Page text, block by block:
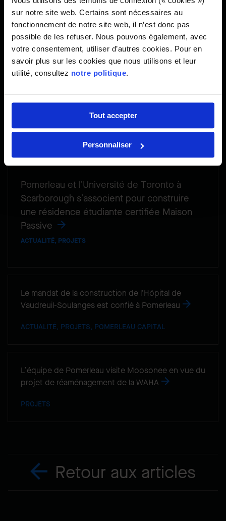
sur notre site web. Certains sont nécessaires au
fonctionnement de notre site web, il n’est donc pas
possible de les refuser. Nous pouvons également, avec
votre consentement, utiliser d’autres cookies. Pour en
savoir plus sur les cookies que nous utilisons et leur
utilité, consultez notre politique.
Tout accepter
Personnaliser
Pomerleau et l’Université de Toronto à
Scarborough s’associent pour construire
une résidence étudiante certifiée Maison
Passive
ACTUALITÉ, PROJETS
Le mandat de la construction de l’Hôpital de
Vaudreuil-Soulanges est confié à Pomerleau
ACTUALITÉ, PROJETS, POMERLEAU CAPITAL
L’équipe de Pomerleau visite Moosonee en vue du
projet de réaménagement de la WAHA
PROJETS
Retour aux articles